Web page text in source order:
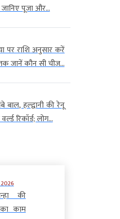
पूजा और...
पर राशि अनुसार करें
जानें कौन सी चीज...
हल्द्वानी की रेनू
रिकॉर्ड; लोग...
की
का काम